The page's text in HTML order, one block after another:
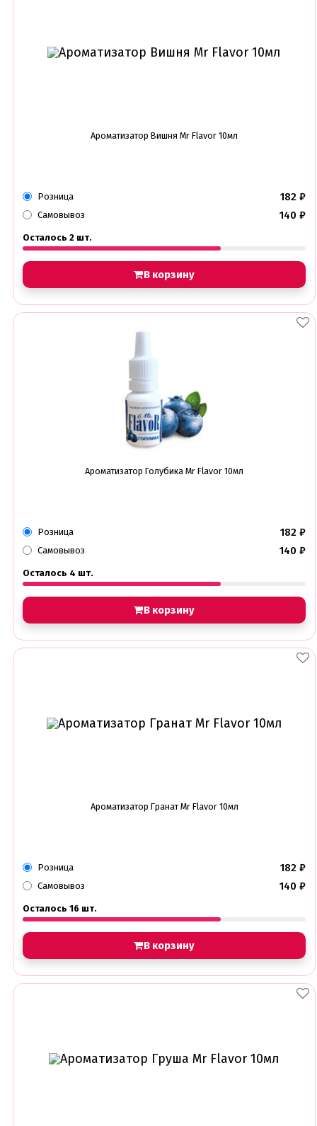
Ароматизатор Вишня Mr Flavor 10мл
Розница 182 ₽
Самовывоз 140 ₽
Осталось 2 шт.
В корзину
Ароматизатор Голубика Mr Flavor 10мл
Розница 182 ₽
Самовывоз 140 ₽
Осталось 4 шт.
В корзину
Ароматизатор Гранат Mr Flavor 10мл
Розница 182 ₽
Самовывоз 140 ₽
Осталось 16 шт.
В корзину